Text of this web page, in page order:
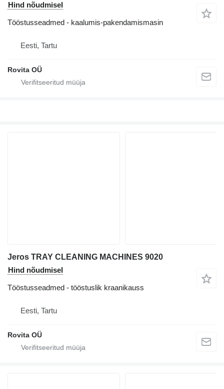
Hind nõudmisel
Tööstusseadmed - kaalumis-pakendamismasin
Eesti, Tartu
Rovita OÜ
Jeros TRAY CLEANING MACHINES 9020
Hind nõudmisel
Tööstusseadmed - tööstuslik kraanikauss
Eesti, Tartu
Rovita OÜ